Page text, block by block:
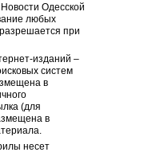
Одесской
любых
при
изданий –
систем
в
(для
в
несет